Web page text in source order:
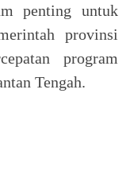
penting untuk
provinsi
program
Tengah.